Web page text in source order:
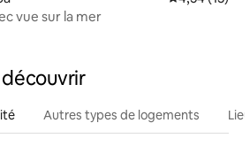
vue sur la mer
Autres types de logements